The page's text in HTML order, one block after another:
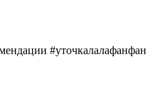
#уточкалалафанфан